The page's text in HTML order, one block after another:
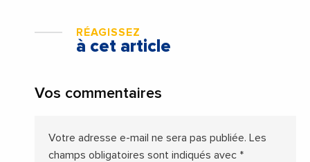
RÉAGISSEZ
à cet article
Vos commentaires
Votre adresse e-mail ne sera pas publiée. Les
champs obligatoires sont indiqués avec *